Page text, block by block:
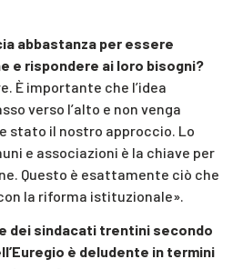
abbastanza per essere
e rispondere ai loro bisogni?
È importante che l’idea
verso l’alto e non venga
stato il nostro approccio. Lo
e associazioni è la chiave per
Questo è esattamente ciò che
la riforma istituzionale».
dei sindacati trentini secondo
è deludente in termini